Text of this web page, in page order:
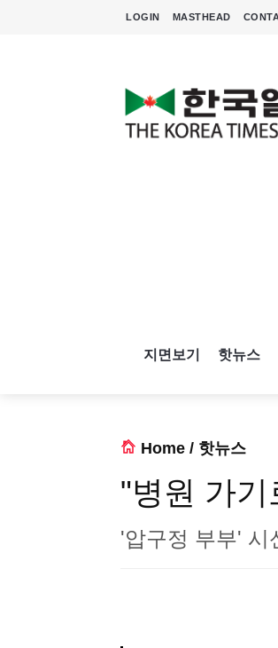
LOGIN MASTHEAD
지면보기 핫뉴스
Home / 핫뉴스
"병원 가
'압구정 부부' 시